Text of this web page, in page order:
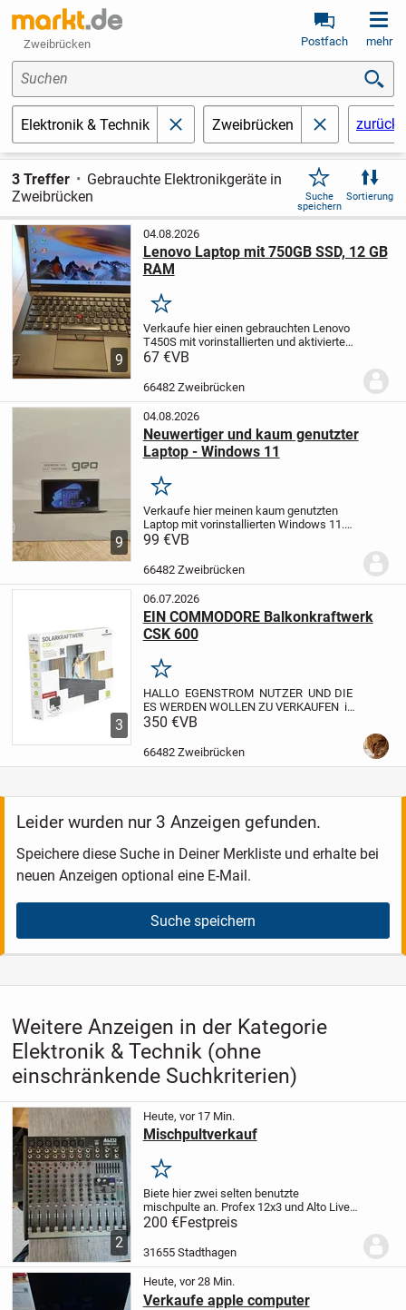
Zweibrücken Postfach mehr
Suchen
Elektronik & Technik schließenZweibrücken schließen
3 Treffer
Gebrauchte Elektronikgeräte in
Zweibrücken
Suche
speichern
Sortierung
9
04.08.2026
Lenovo Laptop mit 750GB SSD, 12 GB
RAM
Merken
Verkaufe hier einen gebrauchten Lenovo
T450S mit vorinstallierten und aktivierten
Windows 11.
1920x1080)- Intel Prozessor mit 2,60 GHz
67 €VB
66482 Zweibrücken
9
04.08.2026
Neuwertiger und kaum genutzter
Laptop - Windows 11
Merken
Verkaufe hier meinen kaum genutzten
Laptop mit vorinstallierten Windows 11.
Das Geobook 140 hat höchstens zehn
hat folgende Merkmale :
99 €VB
66482 Zweibrücken
3
06.07.2026
EIN COMMODORE Balkonkraftwerk
CSK 600
Merken
HALLO EGENSTROM NUTZER UND DIE
ES WERDEN WOLLEN ZU VERKAUFEN ist
ein COMMODORE Balkonkraftwerk CSK
Balkonkraftwerk besteht aus 4 flexiblen
350 €VB
66482 Zweibrücken
Leider wurden nur 3 Anzeigen gefunden.
Speichere diese Suche in Deiner Merkliste und erhalte bei
neuen Anzeigen optional eine E-Mail.
Suche speichern
Weitere Anzeigen in der Kategorie
Elektronik & Technik (ohne
einschränkende Suchkriterien)
2
Heute, vor 17 Min.
Mischpultverkauf
Merken
Biete hier zwei selten benutzte
mischpulte an. Profex 12x3 und Alto Live
1202. Die Geräte sind einwandfrei und in
einem sehr guten Zustand. Ich benötige
sie aber nicht mehr. Pro Gerät möchte ich
200 €Festpreis
31655 Stadthagen
Heute, vor 28 Min.
Verkaufe apple computer